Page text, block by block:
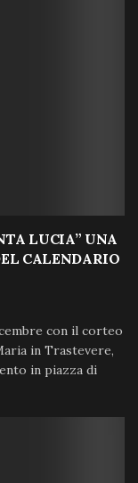
LUCIA” UNA
CALENDARIO
con il corteo
in Trastevere,
in piazza di